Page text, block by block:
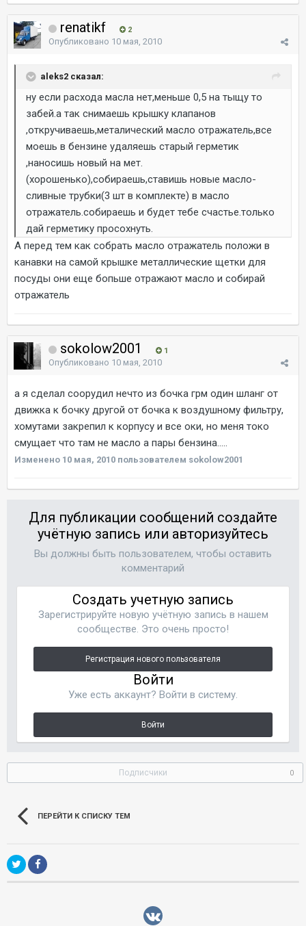
renatikf 2
Опубликовано 10 мая, 2010
aleks2 сказал:
ну если расхода масла нет,меньше 0,5 на тыщу то
забей.а так снимаешь крышку клапанов
,откручиваешь,металический масло отражатель,все
моешь в бензине удаляешь старый герметик
,наносишь новый на мет.
(хорошенько),собираешь,ставишь новые масло-
сливные трубки(3 шт в комплекте) в масло
отражатель.собираешь и будет тебе счастье.только
дай герметику просохнуть.
А перед тем как собрать масло отражатель положи в
канавки на самой крышке металлические щетки для
посуды они еще бопьше отражают масло и собирай
отражатель
sokolow2001 1
Опубликовано 10 мая, 2010
а я сделал соорудил нечто из бочка грм один шланг от
движка к бочку другой от бочка к воздушному фильтру,
хомутами закрепил к корпусу и все оки, но меня токо
смущает что там не масло а пары бензина.....
Изменено 10 мая, 2010 пользователем sokolow2001
Для публикации сообщений создайте
учётную запись или авторизуйтесь
Вы должны быть пользователем, чтобы оставить
комментарий
Создать учетную запись
Зарегистрируйте новую учётную запись в нашем
сообществе. Это очень просто!
Регистрация нового пользователя
Войти
Уже есть аккаунт? Войти в систему.
Войти
Подписчики 0
ПЕРЕЙТИ К СПИСКУ ТЕМ